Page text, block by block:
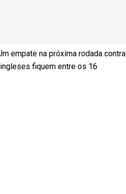
empate na próxima rodada contra
fiquem entre os 16